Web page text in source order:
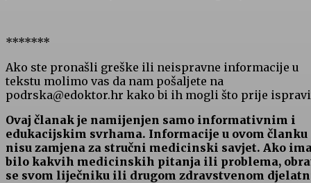
*******
Ako ste pronašli greške ili neispravne informacije u
tekstu molimo vas da nam pošaljete na
podrska@edoktor.hr kako bi ih mogli što prije
Ovaj članak je namijenjen samo informativnim i
edukacijskim svrhama. Informacije u ovom članku
nisu zamjena za stručni medicinski savjet. Ako
bilo kakvih medicinskih pitanja ili problema,
se svom liječniku ili drugom zdravstvenom